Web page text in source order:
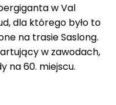
w Val
dla którego było to
na trasie Saslong.
w zawodach,
na 60. miejscu.